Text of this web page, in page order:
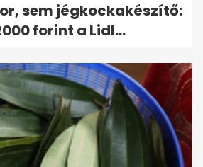
sem jégkockakészítő:
forint a Lidl...